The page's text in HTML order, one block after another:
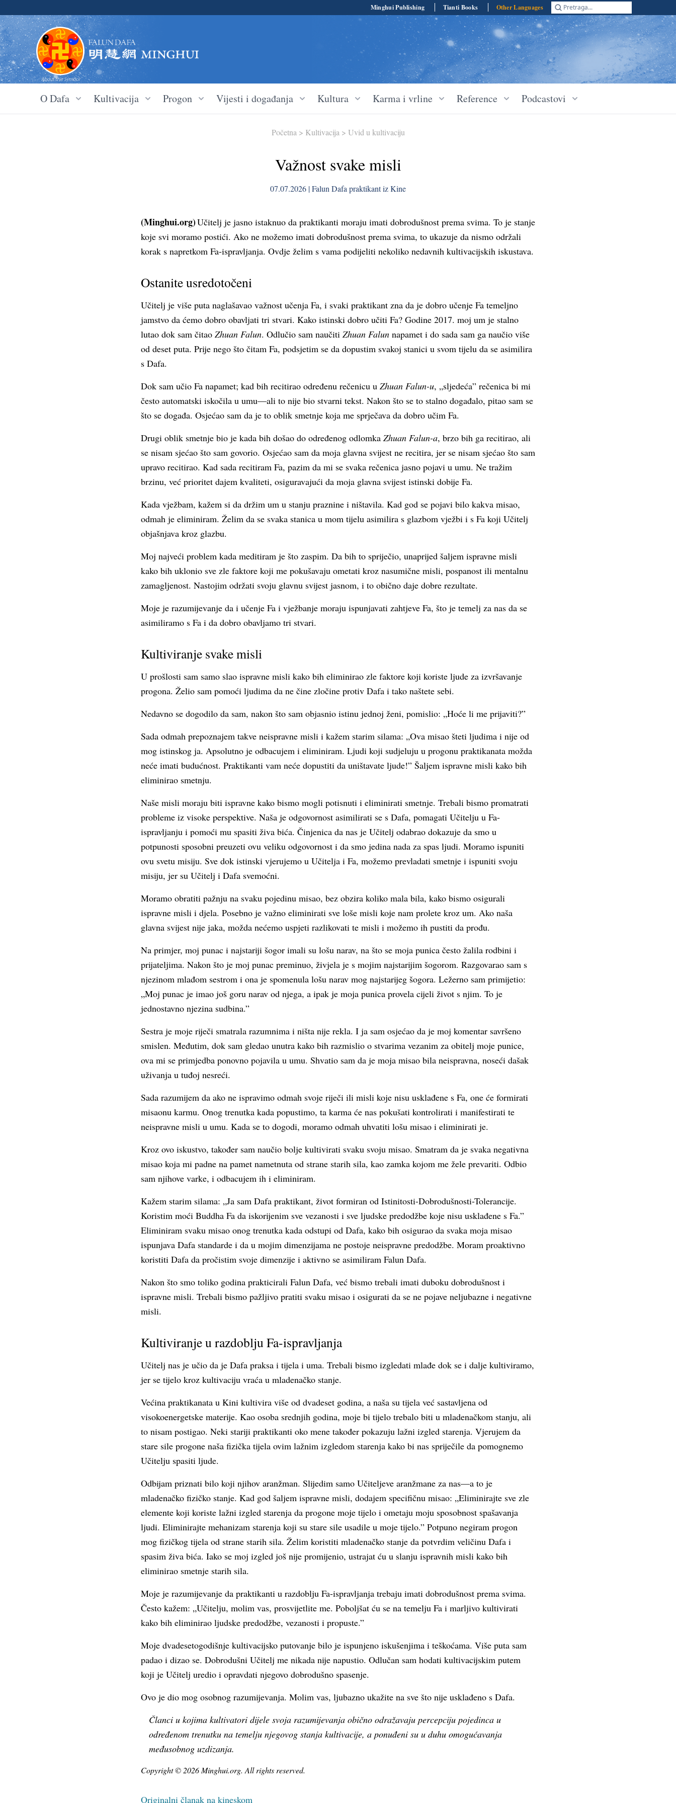
Minghui Publishing Tianti Books Other Languages Pretraga...
O Dafa Kultivacija Progon Vijesti i događanja Kultura Karma i vrline Reference Podcastovi
Početna > Kultivacija > Uvid u kultivaciju
Važnost svake misli
07.07.2026 | Falun Dafa praktikant iz Kine
(Minghui.org)Učitelj je jasno istaknuo da praktikanti moraju imati dobrodušnost prema svima. To je stanje
koje svi moramo postići. Ako ne možemo imati dobrodušnost prema svima, to ukazuje da nismo održali
korak s napretkom Fa-ispravljanja. Ovdje želim s vama podijeliti nekoliko nedavnih kultivacijskih iskustava.
Ostanite usredotočeni
Učitelj je više puta naglašavao važnost učenja Fa, i svaki praktikant zna da je dobro učenje Fa temeljno
jamstvo da ćemo dobro obavljati tri stvari. Kako istinski dobro učiti Fa? Godine 2017. moj um je stalno
lutao dok sam čitao Zhuan Falun. Odlučio sam naučiti Zhuan Falun napamet i do sada sam ga naučio više
od deset puta. Prije nego što čitam Fa, podsjetim se da dopustim svakoj stanici u svom tijelu da se asimilira
s Dafa.
Dok sam učio Fa napamet; kad bih recitirao određenu rečenicu u Zhuan Falun-u, „sljedeća” rečenica bi mi
često automatski iskočila u umu—ali to nije bio stvarni tekst. Nakon što se to stalno događalo, pitao sam se
što se događa. Osjećao sam da je to oblik smetnje koja me sprječava da dobro učim Fa.
Drugi oblik smetnje bio je kada bih došao do određenog odlomka Zhuan Falun-a, brzo bih ga recitirao, ali
se nisam sjećao što sam govorio. Osjećao sam da moja glavna svijest ne recitira, jer se nisam sjećao što sam
upravo recitirao. Kad sada recitiram Fa, pazim da mi se svaka rečenica jasno pojavi u umu. Ne tražim
brzinu, već prioritet dajem kvaliteti, osiguravajući da moja glavna svijest istinski dobije Fa.
Kada vježbam, kažem si da držim um u stanju praznine i ništavila. Kad god se pojavi bilo kakva misao,
odmah je eliminiram. Želim da se svaka stanica u mom tijelu asimilira s glazbom vježbi i s Fa koji Učitelj
objašnjava kroz glazbu.
Moj najveći problem kada meditiram je što zaspim. Da bih to spriječio, unaprijed šaljem ispravne misli
kako bih uklonio sve zle faktore koji me pokušavaju ometati kroz nasumične misli, pospanost ili mentalnu
zamagljenost. Nastojim održati svoju glavnu svijest jasnom, i to obično daje dobre rezultate.
Moje je razumijevanje da i učenje Fa i vježbanje moraju ispunjavati zahtjeve Fa, što je temelj za nas da se
asimiliramo s Fa i da dobro obavljamo tri stvari.
Kultiviranje svake misli
U prošlosti sam samo slao ispravne misli kako bih eliminirao zle faktore koji koriste ljude za izvršavanje
progona. Želio sam pomoći ljudima da ne čine zločine protiv Dafa i tako naštete sebi.
Nedavno se dogodilo da sam, nakon što sam objasnio istinu jednoj ženi, pomislio: „Hoće li me prijaviti?”
Sada odmah prepoznajem takve neispravne misli i kažem starim silama: „Ova misao šteti ljudima i nije od
mog istinskog ja. Apsolutno je odbacujem i eliminiram. Ljudi koji sudjeluju u progonu praktikanata možda
neće imati budućnost. Praktikanti vam neće dopustiti da uništavate ljude!” Šaljem ispravne misli kako bih
eliminirao smetnju.
Naše misli moraju biti ispravne kako bismo mogli potisnuti i eliminirati smetnje. Trebali bismo promatrati
probleme iz visoke perspektive. Naša je odgovornost asimilirati se s Dafa, pomagati Učitelju u Fa-
ispravljanju i pomoći mu spasiti živa bića. Činjenica da nas je Učitelj odabrao dokazuje da smo u
potpunosti sposobni preuzeti ovu veliku odgovornost i da smo jedina nada za spas ljudi. Moramo ispuniti
ovu svetu misiju. Sve dok istinski vjerujemo u Učitelja i Fa, možemo prevladati smetnje i ispuniti svoju
misiju, jer su Učitelj i Dafa svemoćni.
Moramo obratiti pažnju na svaku pojedinu misao, bez obzira koliko mala bila, kako bismo osigurali
ispravne misli i djela. Posebno je važno eliminirati sve loše misli koje nam prolete kroz um. Ako naša
glavna svijest nije jaka, možda nećemo uspjeti razlikovati te misli i možemo ih pustiti da prođu.
Na primjer, moj punac i najstariji šogor imali su lošu narav, na što se moja punica često žalila rodbini i
prijateljima. Nakon što je moj punac preminuo, živjela je s mojim najstarijim šogorom. Razgovarao sam s
njezinom mlađom sestrom i ona je spomenula lošu narav mog najstarijeg šogora. Ležerno sam primijetio:
„Moj punac je imao još goru narav od njega, a ipak je moja punica provela cijeli život s njim. To je
jednostavno njezina sudbina.”
Sestra je moje riječi smatrala razumnima i ništa nije rekla. I ja sam osjećao da je moj komentar savršeno
smislen. Međutim, dok sam gledao unutra kako bih razmislio o stvarima vezanim za obitelj moje punice,
ova mi se primjedba ponovno pojavila u umu. Shvatio sam da je moja misao bila neispravna, noseći dašak
uživanja u tuđoj nesreći.
Sada razumijem da ako ne ispravimo odmah svoje riječi ili misli koje nisu usklađene s Fa, one će formirati
misaonu karmu. Onog trenutka kada popustimo, ta karma će nas pokušati kontrolirati i manifestirati te
neispravne misli u umu. Kada se to dogodi, moramo odmah uhvatiti lošu misao i eliminirati je.
Kroz ovo iskustvo, također sam naučio bolje kultivirati svaku svoju misao. Smatram da je svaka negativna
misao koja mi padne na pamet nametnuta od strane starih sila, kao zamka kojom me žele prevariti. Odbio
sam njihove varke, i odbacujem ih i eliminiram.
Kažem starim silama: „Ja sam Dafa praktikant, život formiran od Istinitosti-Dobrodušnosti-Tolerancije.
Koristim moći Buddha Fa da iskorijenim sve vezanosti i sve ljudske predodžbe koje nisu usklađene s Fa.”
Eliminiram svaku misao onog trenutka kada odstupi od Dafa, kako bih osigurao da svaka moja misao
ispunjava Dafa standarde i da u mojim dimenzijama ne postoje neispravne predodžbe. Moram proaktivno
koristiti Dafa da pročistim svoje dimenzije i aktivno se asimiliram Falun Dafa.
Nakon što smo toliko godina prakticirali Falun Dafa, već bismo trebali imati duboku dobrodušnost i
ispravne misli. Trebali bismo pažljivo pratiti svaku misao i osigurati da se ne pojave neljubazne i negativne
misli.
Kultiviranje u razdoblju Fa-ispravljanja
Učitelj nas je učio da je Dafa praksa i tijela i uma. Trebali bismo izgledati mlađe dok se i dalje kultiviramo,
jer se tijelo kroz kultivaciju vraća u mladenačko stanje.
Većina praktikanata u Kini kultivira više od dvadeset godina, a naša su tijela već sastavljena od
visokoenergetske materije. Kao osoba srednjih godina, moje bi tijelo trebalo biti u mladenačkom stanju, ali
to nisam postigao. Neki stariji praktikanti oko mene također pokazuju lažni izgled starenja. Vjerujem da
stare sile progone naša fizička tijela ovim lažnim izgledom starenja kako bi nas spriječile da pomognemo
Učitelju spasiti ljude.
Odbijam priznati bilo koji njihov aranžman. Slijedim samo Učiteljeve aranžmane za nas—a to je
mladenačko fizičko stanje. Kad god šaljem ispravne misli, dodajem specifičnu misao: „Eliminirajte sve zle
elemente koji koriste lažni izgled starenja da progone moje tijelo i ometaju moju sposobnost spašavanja
ljudi. Eliminirajte mehanizam starenja koji su stare sile usadile u moje tijelo.” Potpuno negiram progon
mog fizičkog tijela od strane starih sila. Želim koristiti mladenačko stanje da potvrdim veličinu Dafa i
spasim živa bića. Iako se moj izgled još nije promijenio, ustrajat ću u slanju ispravnih misli kako bih
eliminirao smetnje starih sila.
Moje je razumijevanje da praktikanti u razdoblju Fa-ispravljanja trebaju imati dobrodušnost prema svima.
Često kažem: „Učitelju, molim vas, prosvijetlite me. Poboljšat ću se na temelju Fa i marljivo kultivirati
kako bih eliminirao ljudske predodžbe, vezanosti i propuste.”
Moje dvadesetogodišnje kultivacijsko putovanje bilo je ispunjeno iskušenjima i teškoćama. Više puta sam
padao i dizao se. Dobrodušni Učitelj me nikada nije napustio. Odlučan sam hodati kultivacijskim putem
koji je Učitelj uredio i opravdati njegovo dobrodušno spasenje.
Ovo je dio mog osobnog razumijevanja. Molim vas, ljubazno ukažite na sve što nije usklađeno s Dafa.
Članci u kojima kultivatori dijele svoja razumijevanja obično odražavaju percepciju pojedinca u
određenom trenutku na temelju njegovog stanja kultivacije, a ponuđeni su u duhu omogućavanja
međusobnog uzdizanja.
Copyright © 2026 Minghui.org. All rights reserved.
Originalni članak na kineskom